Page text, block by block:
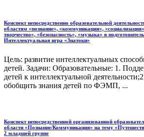
Конспект непосредственно образовательной
областям «познание», «коммуникация»,
творчество», «безопасность», «музыка» в
Интеллектуальная игра «Знатоки»
Цель: развитие интеллектуальных
детей. Задачи: Образовательные: 1.
детей к интеллектуальной
обобщить знания детей по ФЭМП, ...
Конспект непосредственной организованной
области «Познание/Коммуникация» на тему
2 младшей группе